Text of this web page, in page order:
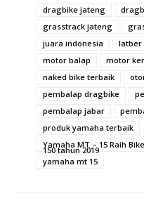
dragbike jateng
grasstrack jateng
juara indonesia
latber
motor balap
motor
naked bike terbaik
pembalap dragbike
pembalap jabar
produk yamaha terbaik
Yamaha MT – 15 Raih
150 tahun 2019
yamaha mt 15